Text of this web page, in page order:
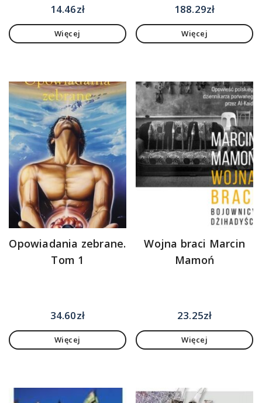
14.46zł
Więcej
188.29zł
Więcej
Opowiadania zebrane.
Tom 1
34.60zł
Więcej
Wojna braci Marcin
Mamoń
23.25zł
Więcej